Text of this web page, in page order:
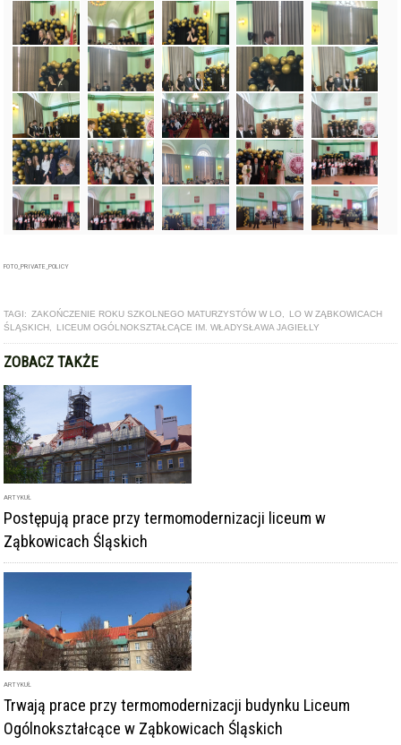
FOTO_PRIVATE_POLICY
TAGI: ZAKOŃCZENIE ROKU SZKOLNEGO MATURZYSTÓW W LO,
LO W ZĄBKOWICACH
ŚLĄSKICH, LICEUM OGÓLNOKSZTAŁCĄCE IM. WŁADYSŁAWA JAGIEŁLY
ZOBACZ TAKŻE
ARTYKUŁ
Postępują prace przy termomodernizacji liceum w
Ząbkowicach Śląskich
ARTYKUŁ
Trwają prace przy termomodernizacji budynku Liceum
Ogólnokształcące w Ząbkowicach Śląskich